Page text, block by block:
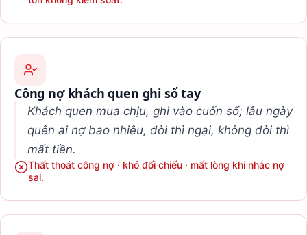
Công nợ khách quen ghi sổ tay
Khách quen mua chịu, ghi vào cuốn sổ; lâu ngày
quên ai nợ bao nhiêu, đòi thì ngại, không đòi thì
mất tiền.
Thất thoát công nợ · khó đối chiếu · mất lòng khi nhắc nợ
sai.